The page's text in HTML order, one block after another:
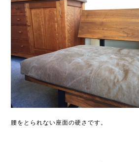
腰をとられない座面の硬さです。